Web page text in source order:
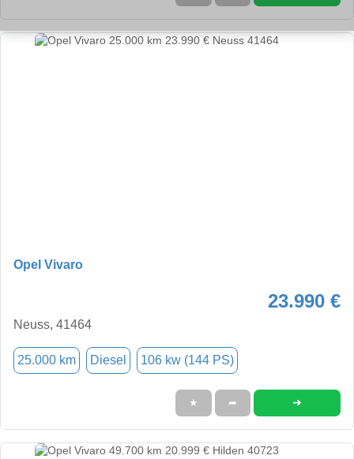
Opel Vivaro
23.990 €
Neuss, 41464
25.000 km Diesel 106 kw (144 PS)
★ ➦ ➜